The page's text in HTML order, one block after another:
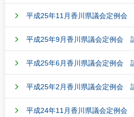
平成25年11月香川県議会定例会
平成25年9月香川県議会定例会
平成25年6月香川県議会定例会
平成25年2月香川県議会定例会
平成24年11月香川県議会定例会